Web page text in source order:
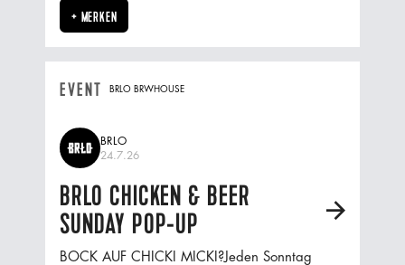
+ MERKEN
EVENT BRLO BRWHOUSE
BRLO
24.7.26
BRLO CHICKEN & BEER
SUNDAY POP-UP A
BOCK AUF CHICKI MICKI?Jeden Sonntag